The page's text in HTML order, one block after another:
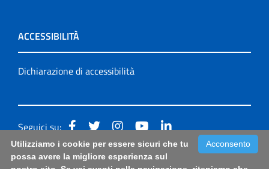
ACCESSIBILITÀ
Dichiarazione di accessibilità
Seguici su:
Accessibilità: form di segnalazione di prima istanza per
Acconsento
Utilizziamo i cookie per essere sicuri che tu
possa avere la migliore esperienza sul